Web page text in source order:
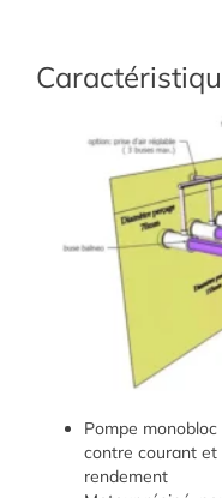
Pompe
contre courant et
rendement